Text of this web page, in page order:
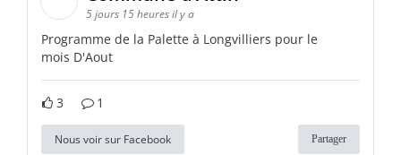
5 jours 15 heures il y a
Programme de la Palette à Longvilliers pour le
mois D'Aout
3 1
Nous voir sur Facebook Partager